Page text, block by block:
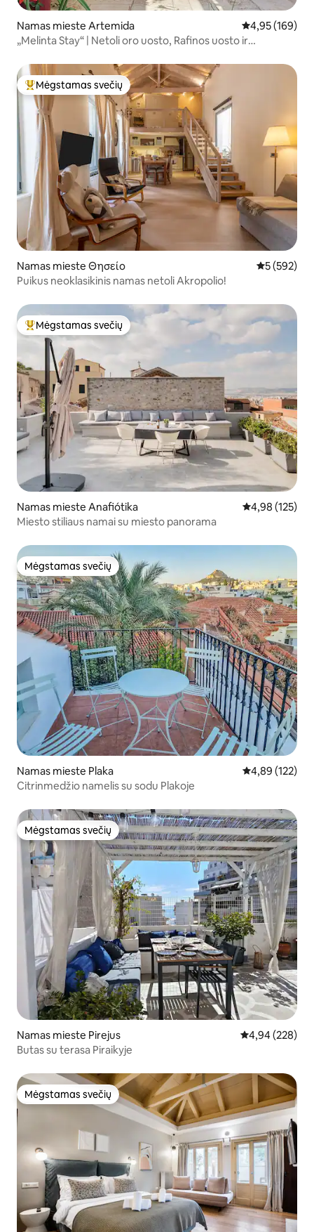
Namas mieste Artemida Vidutinis
4,95 (169)
„Melinta Stay“ | Netoli oro uosto, Rafinos uosto ir
Svečių mėgstamiausias
Mėgstamas svečių
Namas mieste Θησείο Vidutinis
5 (592)
Puikus neoklasikinis namas netoli Akropolio!
Svečių mėgstamiausias
Mėgstamas svečių
Namas mieste Anafiótika Vidutinis
4,98 (125)
Miesto stiliaus namai su miesto panorama
Mėgstamas svečių
Mėgstamas svečių
Namas mieste Plaka Vidutinis
4,89 (122)
Citrinmedžio namelis su sodu Plakoje
Mėgstamas svečių
Mėgstamas svečių
Namas mieste Pirejus Vidutinis
4,94 (228)
Butas su terasa Piraikyje
Mėgstamas svečių
Mėgstamas svečių